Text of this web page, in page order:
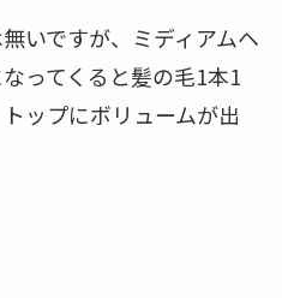
いですが、ミディアムヘ
ってくると髪の毛1本1
ップにボリュームが出